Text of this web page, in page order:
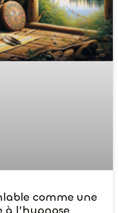
comme une